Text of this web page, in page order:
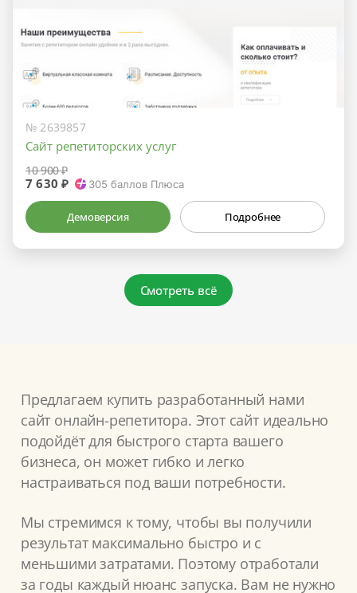
№ 2639857
Сайт репетиторских услуг
10 900 ₽
7 630 ₽ 305 баллов Плюса
Демоверсия Подробнее
Смотреть всё
Предлагаем купить разработанный нами
сайт онлайн-репетитора. Этот сайт идеально
подойдёт для быстрого старта вашего
бизнеса, он может гибко и легко
настраиваться под ваши потребности.
Мы стремимся к тому, чтобы вы получили
результат максимально быстро и с
меньшими затратами. Поэтому отработали
за годы каждый нюанс запуска. Вам не нужно